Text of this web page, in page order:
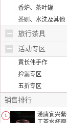
香炉、茶叶罐
茶则、水洗及其他
旅行茶具
活动专区
黄长伟手作
捡漏专区
五折专区
销售排行
1
漢唐宜兴